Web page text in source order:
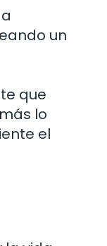
un
que
lo
el